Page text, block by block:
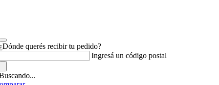
querés recibir tu pedido?
Ingresá un código postal